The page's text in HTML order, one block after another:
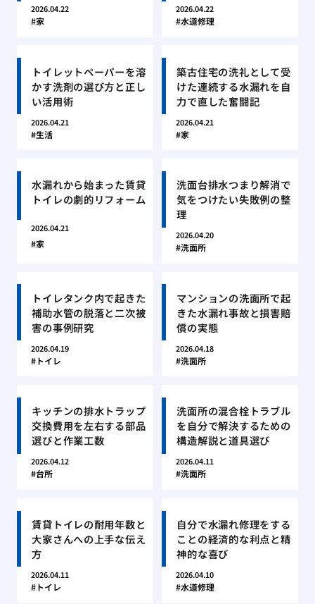
2026.04.22
家
2026.04.22
水道修理
トイレットペーパーを溶
かす洗剤の選び方と正し
い活用術
2026.04.21
生活
築古住宅の洗礼として受
けた連続する水漏れを自
力で直した奮闘記
2026.04.21
家
水漏れから始まった賃貸
トイレの劇的リフォーム
2026.04.21
家
洗面台排水つまり解消で
気をつけたい失敗例の整
理
2026.04.20
洗面所
トイレタンク内で起きた
補助水管の脱落と二次被
害の事例研究
2026.04.19
トイレ
マンションの洗面所で起
きた水漏れ事故と損害賠
償の実態
2026.04.18
洗面所
キッチンの排水トラップ
交換費用を左右する部品
選びと作業工数
2026.04.12
台所
洗面所の混合栓トラブル
を自分で解決するための
構造解説と道具選び
2026.04.11
洗面所
賃貸トイレの耐用年数と
大家さんへの上手な伝え
方
2026.04.11
トイレ
自分で水漏れ修理をする
ことの経済的な利点と精
神的な喜び
2026.04.10
水道修理